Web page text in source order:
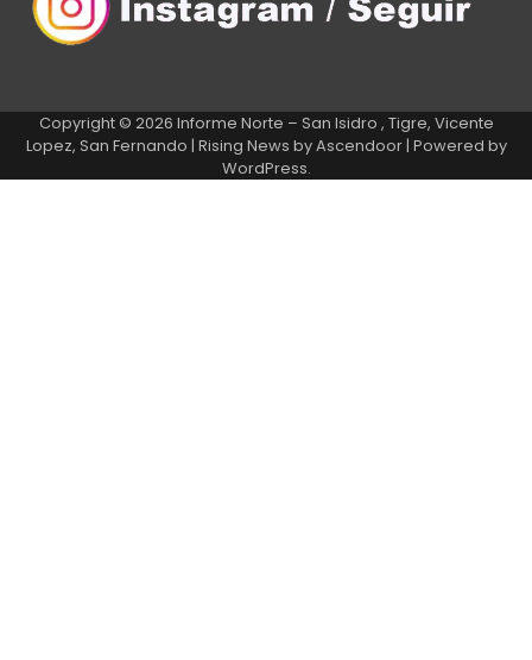
Copyright © 2026 Informe Norte – San Isidro , Tigre, Vicente
Lopez, San Fernando | Rising News byAscendoor| Powered by
WordPress.